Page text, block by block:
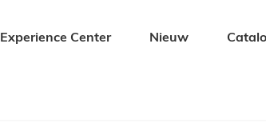
Experience Center Nieuw